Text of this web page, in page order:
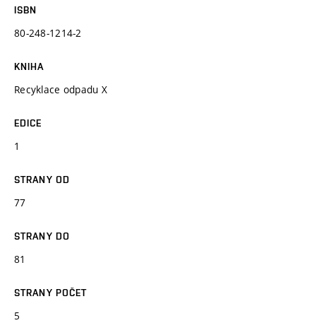
ISBN
80-248-1214-2
KNIHA
Recyklace odpadu X
EDICE
1
STRANY OD
77
STRANY DO
81
STRANY POČET
5